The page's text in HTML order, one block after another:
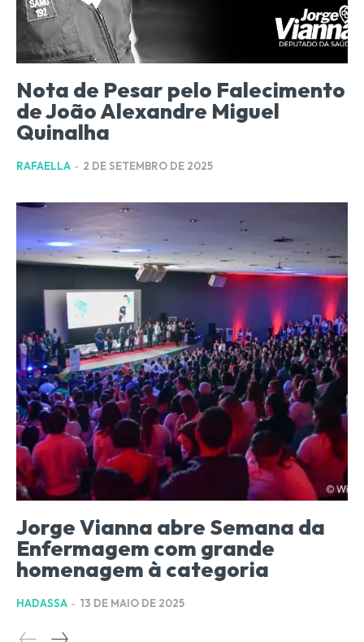
Nota de Pesar pelo Falecimento
de João Alexandre Miguel
Quinalha
RAFAELLA - 2 DE SETEMBRO DE 2025
Jorge Vianna abre Semana da
Enfermagem com grande
homenagem à categoria
HADASSA - 13 DE MAIO DE 2025